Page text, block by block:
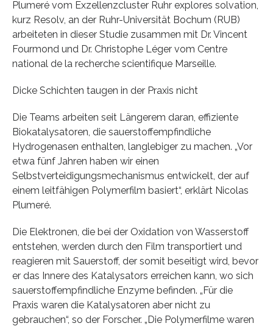
Plumeré vom Exzellenzcluster Ruhr explores solvation,
kurz Resolv, an der Ruhr-Universität Bochum (RUB)
arbeiteten in dieser Studie zusammen mit Dr. Vincent
Fourmond und Dr. Christophe Léger vom Centre
national de la recherche scientifique Marseille.
Dicke Schichten taugen in der Praxis nicht
Die Teams arbeiten seit Längerem daran, effiziente
Biokatalysatoren, die sauerstoffempfindliche
Hydrogenasen enthalten, langlebiger zu machen. „Vor
etwa fünf Jahren haben wir einen
Selbstverteidigungsmechanismus entwickelt, der auf
einem leitfähigen Polymerfilm basiert“, erklärt Nicolas
Plumeré.
Die Elektronen, die bei der Oxidation von Wasserstoff
entstehen, werden durch den Film transportiert und
reagieren mit Sauerstoff, der somit beseitigt wird, bevor
er das Innere des Katalysators erreichen kann, wo sich
sauerstoffempfindliche Enzyme befinden. „Für die
Praxis waren die Katalysatoren aber nicht zu
gebrauchen“, so der Forscher. „Die Polymerfilme waren